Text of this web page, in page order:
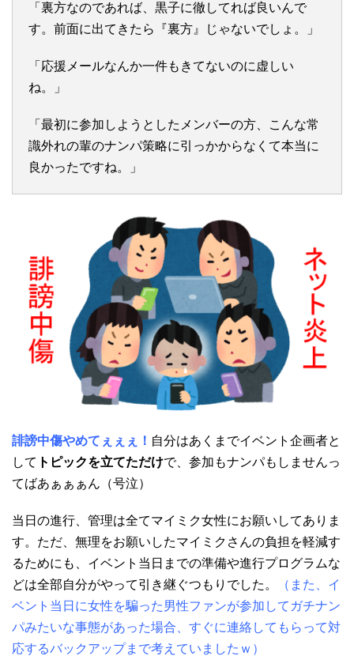
「裏方なのであれば、黒子に徹してれば良いんで
す。前面に出てきたら『裏方』じゃないでしょ。」
「応援メールなんか一件もきてないのに虚しい
ね。」
「最初に参加しようとしたメンバーの方、こんな常
識外れの輩のナンパ策略に引っかからなくて本当に
良かったですね。」
誹謗中傷やめてぇぇぇ！ 自分はあくまでイベント企画者と
して トピックを立てただけで、参加もナンパもしませんっ
てばあぁぁぁん（号泣）
当日の進行、管理は全てマイミク女性にお願いしてありま
す。ただ、無理をお願いしたマイミクさんの負担を軽減す
るためにも、イベント当日までの準備や進行プログラムな
どは全部自分がやって引き継ぐつもりでした。
（また、イ
ベント当日に女性を騙った男性ファンが参加してガチナン
パみたいな事態があった場合、すぐに連絡してもらって対
応するバックアップまで考えていましたｗ）